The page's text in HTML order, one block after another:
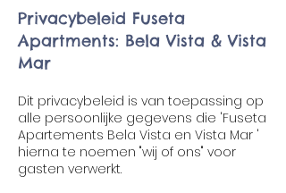
Privacybeleid Fuseta
Apartments: Bela Vista & Vista
Mar
Dit privacybeleid is van toepassing op
alle persoonlijke gegevens die 'Fuseta
Apartements Bela Vista en Vista Mar '
hierna te noemen "wij of ons" voor
gasten verwerkt.